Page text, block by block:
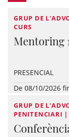
GRUP DE
CURS
Mentoring
PRESENCIAL
De 08/10/2026
GRUP DE
PENITENCIARI |